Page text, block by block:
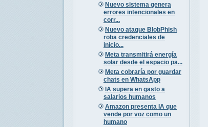
Nuevo sistema genera
errores intencionales en
corr...
Nuevo ataque BlobPhish
roba credenciales de
inicio...
Meta transmitirá energía
solar desde el espacio pa...
Meta cobraría por guardar
chats en WhatsApp
IA supera en gasto a
salarios humanos
Amazon presenta IA que
vende por voz como un
humano